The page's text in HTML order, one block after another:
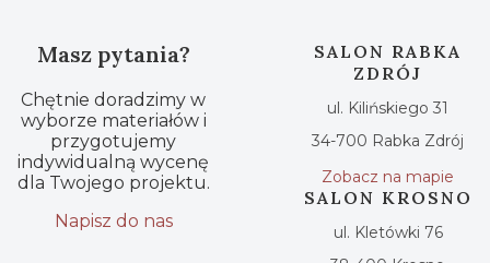
Masz pytania?
Chętnie doradzimy w
wyborze materiałów i
przygotujemy
indywidualną wycenę
dla Twojego projektu.
Napisz do nas
SALON RABKA
ZDRÓJ
ul. Kilińskiego 31
34-700 Rabka Zdrój
Zobacz na mapie
SALON KROSNO
ul. Kletówki 76